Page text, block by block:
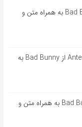
آهنگ اسپانیایی Andrea از Bad Bunny به همراه متن و
آهنگ اسپانیایی Antes que se acabe از Bad Bunny به
آهنگ اسپانیایی BOKeTE از Bad Bunny به همراه متن و